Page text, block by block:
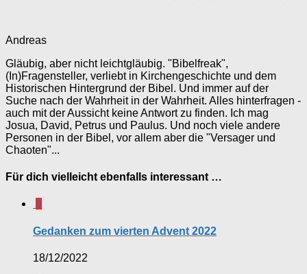
Andreas
Gläubig, aber nicht leichtgläubig. "Bibelfreak",
(In)Fragensteller, verliebt in Kirchengeschichte und dem
Historischen Hintergrund der Bibel. Und immer auf der
Suche nach der Wahrheit in der Wahrheit. Alles hinterfragen -
auch mit der Aussicht keine Antwort zu finden. Ich mag
Josua, David, Petrus und Paulus. Und noch viele andere
Personen in der Bibel, vor allem aber die "Versager und
Chaoten"...
Für dich vielleicht ebenfalls interessant …
0
Gedanken zum vierten Advent 2022
18/12/2022